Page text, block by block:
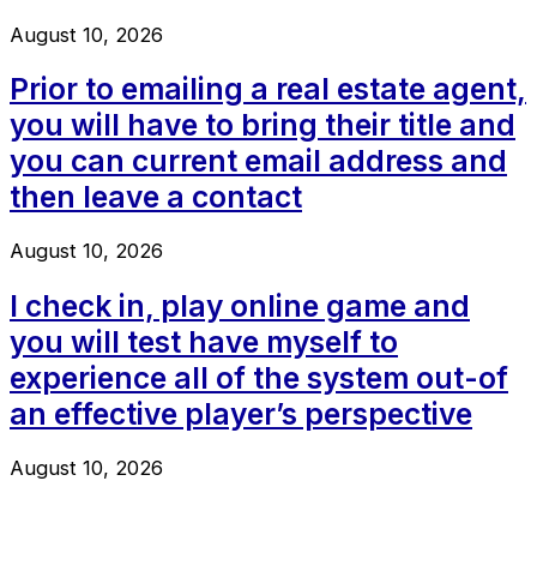
August 10, 2026
Prior to emailing a real estate agent,
you will have to bring their title and
you can current email address and
then leave a contact
August 10, 2026
I check in, play online game and
you will test have myself to
experience all of the system out-of
an effective player’s perspective
August 10, 2026